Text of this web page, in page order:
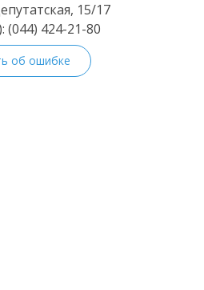
15/17
(044) 424-21-80
об ошибке